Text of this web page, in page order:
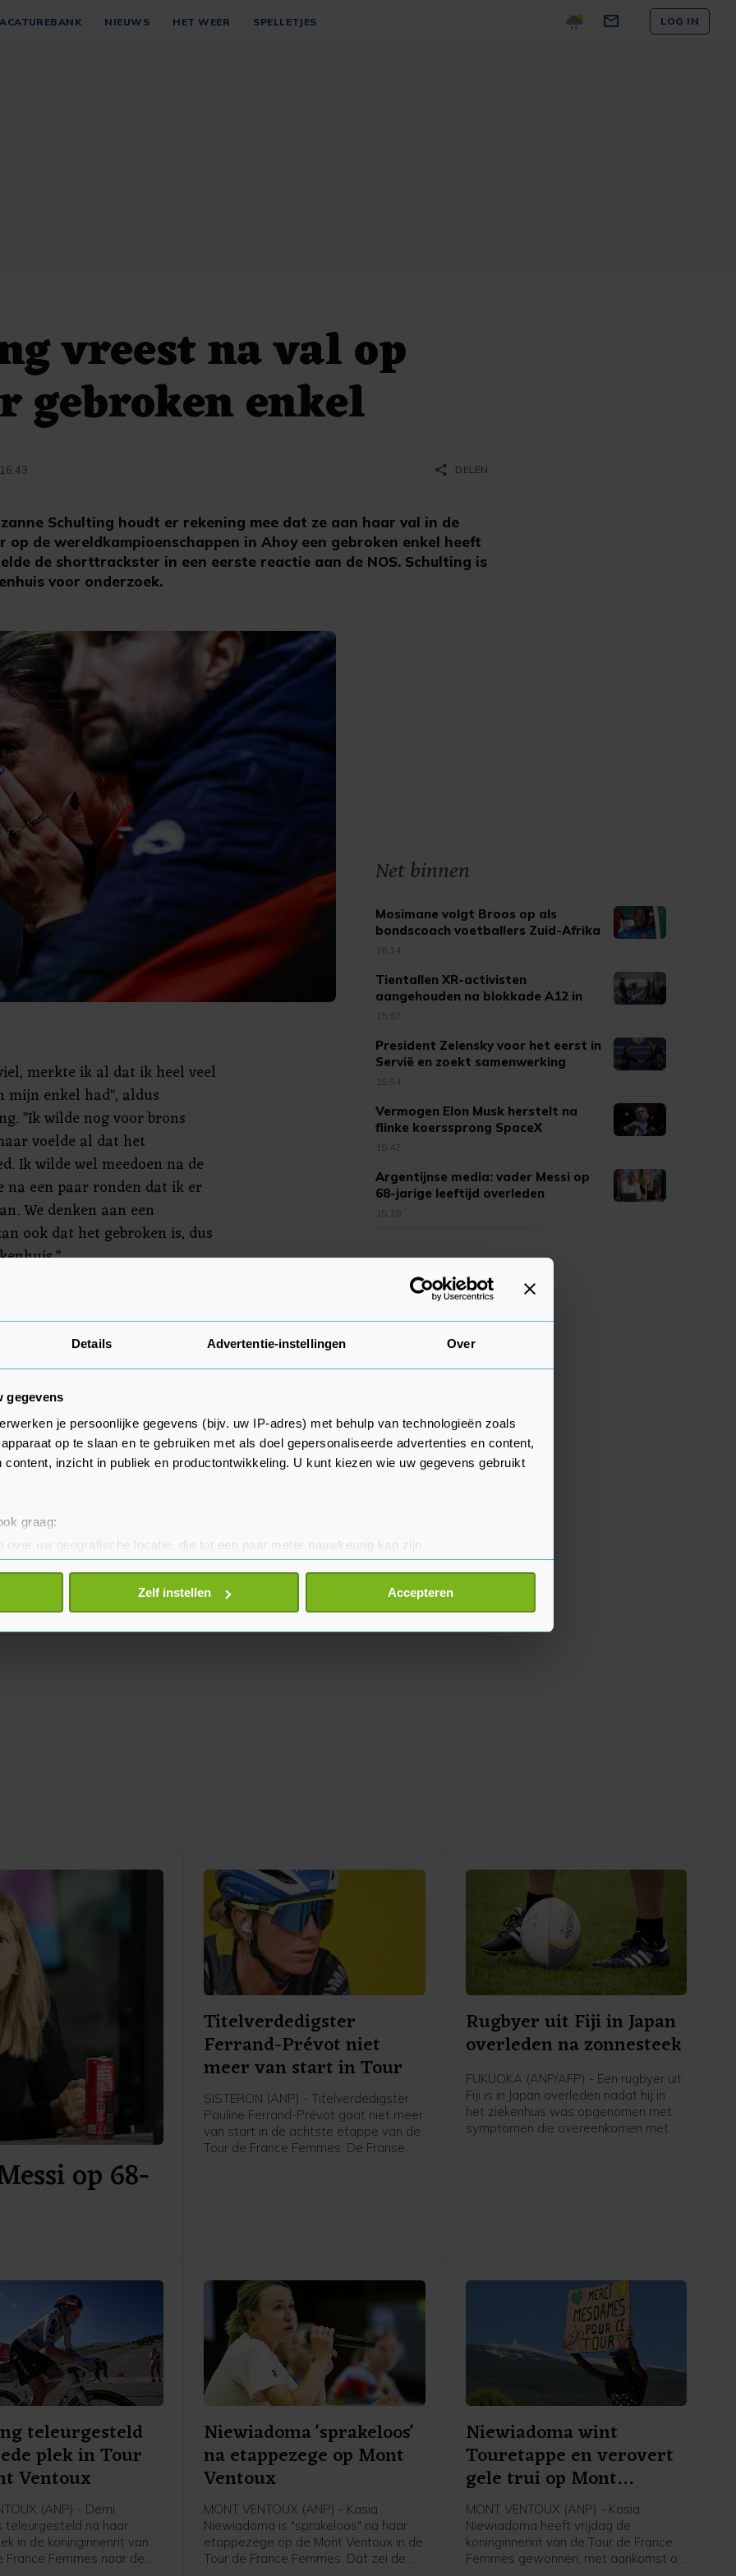
Details Advertentie-instellingen Over
gegevens
je persoonlijke gegevens (bijv. uw IP-adres) met behulp van technologieën zoals
op te slaan en te gebruiken met als doel gepersonaliseerde advertenties en content,
content, inzicht in publiek en productontwikkeling. U kunt kiezen wie uw gegevens gebruikt
graag:
over uw geografische locatie, die tot een paar meter nauwkeurig kan zijn
door het actief te scannen op specifieke eigenschappen (fingerprinting)
gegevens worden verwerkt en stel uw voorkeuren in het
detailgedeelte
of intrekken in de Cookieverklaring.
Zelf instellen Accepteren
NIEUWS HET WEER SPELLETJES LOG IN
vreest na val op
gebroken enkel
Schulting houdt er rekening mee dat ze aan haar val in de
op de wereldkampioenschappen in Ahoy een gebroken enkel heeft
de shorttrackster in een eerste reactie aan de NOS. Schulting is
voor onderzoek.
share DELEN
merkte ik al dat ik heel veel
mijn enkel had", aldus
"Ik wilde nog voor brons
voelde al dat het
Ik wilde wel meedoen na de
een paar ronden dat ik er
We denken aan een
ook dat het gebroken is, dus
voor Schulting, die
jaar afwezigheid haar rentree
vorig seizoen oververmoeid en
"Ik moet opnieuw
eronder zetten", zei ze.
op 68-
Titelverdedigster
Ferrand-Prévot niet
meer van start in Tour
SISTERON (ANP) - Titelverdedigster
Pauline Ferrand-Prévot gaat niet meer
van start in de achtste etappe van de
Tour de France Femmes. De Franse
Rugbyer uit Fiji in Japan
overleden na zonnesteek
FUKUOKA (ANP/AFP) - Een rugbyer uit
Fiji is in Japan overleden nadat hij in
het ziekenhuis was opgenomen met
symptomen die overeenkomen met
teleurgesteld
plek in Tour
Ventoux
(ANP) - Demi
teleurgesteld na haar
in de koninginnenrit van
France Femmes naar de
Niewiadoma 'sprakeloos'
na etappezege op Mont
Ventoux
MONT VENTOUX (ANP) - Kasia
Niewiadoma is "sprakeloos" na haar
etappezege op de Mont Ventoux in de
Tour de France Femmes. Dat zei de
Niewiadoma wint
Touretappe en verovert
gele trui op Mont
Ventoux
MONT VENTOUX (ANP) - Kasia
Niewiadoma heeft vrijdag de
koninginnenrit van de Tour de France
Femmes gewonnen, met aankomst op
Net binnen
Mosimane volgt Broos op als
bondscoach voetballers Zuid-Afrika
16:14
Tientallen XR-activisten
aangehouden na blokkade A12 in
Den Haag
15:57
President Zelensky voor het eerst in
Servië en zoekt samenwerking
15:54
Vermogen Elon Musk herstelt na
flinke koerssprong SpaceX
15:42
Argentijnse media: vader Messi op
68-jarige leeftijd overleden
15:19